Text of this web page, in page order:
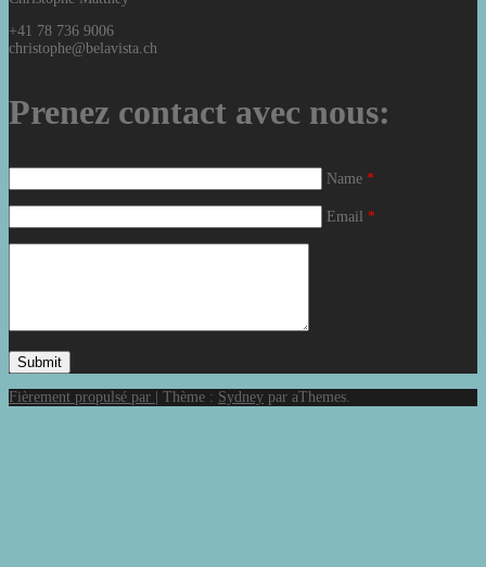
+41 78 736 9006
christophe@belavista.ch
Prenez contact avec nous:
Name *
Email *
Fièrement propulsé par Thème : Sydney par aThemes.